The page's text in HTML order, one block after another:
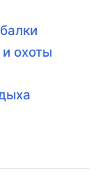
охоты